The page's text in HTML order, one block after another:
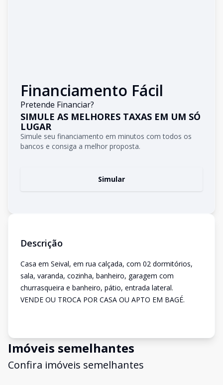
Financiamento Fácil
Pretende Financiar?
SIMULE AS MELHORES TAXAS EM UM SÓ
LUGAR
Simule seu financiamento em minutos com todos os
bancos e consiga a melhor proposta.
Simular
Descrição
Casa em Seival, em rua calçada, com 02 dormitórios,
sala, varanda, cozinha, banheiro, garagem com
churrasqueira e banheiro, pátio, entrada lateral.
VENDE OU TROCA POR CASA OU APTO EM BAGÉ.
Imóveis semelhantes
Confira imóveis semelhantes